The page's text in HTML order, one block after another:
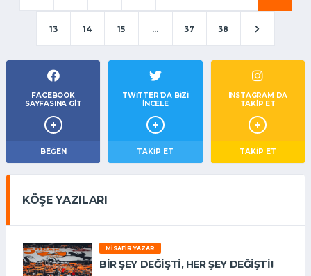
13 14 15 ... 37 38
FACEBOOK
SAYFASINA GIT
BEĞEN
TWITTER'DA BIZI
İNCELE
TAKIP ET
INSTAGRAM DA
TAKİP ET
TAKİP ET
KÖŞE YAZILARI
MISAFIR YAZAR
BIR ŞEY DEĞIŞTI, HER ŞEY DEĞIŞTI!